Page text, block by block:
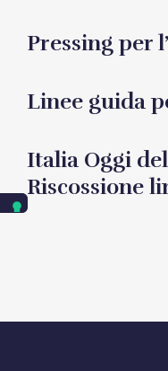
Pressing per
Linee guida
Italia Oggi del
Riscossione